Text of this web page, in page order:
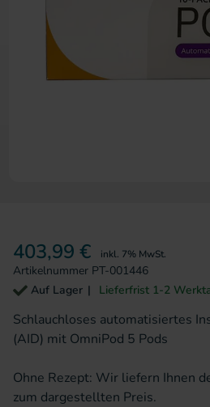
403,99 € inkl. 7% MwSt.
Artikelnummer PT-001446
Auf Lager
Lieferfrist 1-2
Schlauchloses automatisiertes
(AID) mit OmniPod 5 Pods
Ohne Rezept: Wir liefern Ihnen
zum dargestellten Preis.